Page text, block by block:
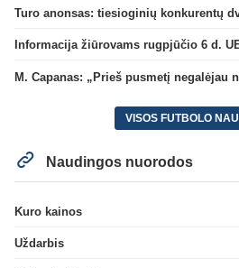
Turo anonsas: tiesioginių konkurentų
Informacija žiūrovams rugpjūčio 6 d.
VISOS FUTBOLO
Naudingos nuorodos
Kuro kainos
Uždarbis